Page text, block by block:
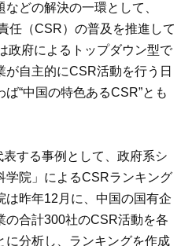
どの解決の一環として、
任（CSR）の普及を推進して
政府によるトップダウン型で
自主的にCSR活動を行う日
“中国の特色あるCSR”とも
表する事例として、政府系シ
学院」によるCSRランキング
は昨年12月に、中国の国有企
の合計300社のCSR活動を各
に分析し、ランキングを作成